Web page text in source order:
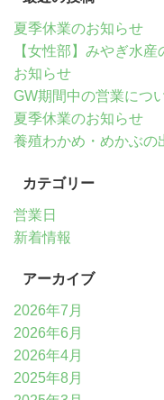
夏季休業のお知らせ
【女性部】みやぎ水
お知らせ
GW期間中の営業につ
夏季休業のお知らせ
養殖わかめ・めかぶの
カテゴリー
営業日
新着情報
アーカイブ
2026年7月
2026年6月
2026年4月
2025年8月